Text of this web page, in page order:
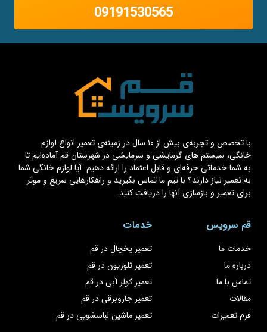
09191530565
با تخصص و تجربه‌ی بیش از ۱۰ سال در زمینه‌ی تعمیر انواع لوازم
خانگی، سیستم های گرمایشی و سرمایشی در شهرستان قم آماده‌ایم تا
به شما خدماتی حرفه‌ای و قابل اعتماد را ارائه دهیم. آیا لوازم خانگی شما
به تعمیر نیاز دارند؟ با تیم ما تماس بگیرید و راهکارهایی سریع و موثر
برای تعمیر و بازسازی آنها را دریافت کنید.
قم سرویس
خدمات ما
درباره ما
تماس با ما
مقالات
فرم تعمیرات
خدمات
تعمیر یخچال در قم
تعمیر تلوزیون در قم
تعمیر کولر آبی در قم
تعمیر جاروبرقی در قم
تعمیر ماشین لباسشویی در قم